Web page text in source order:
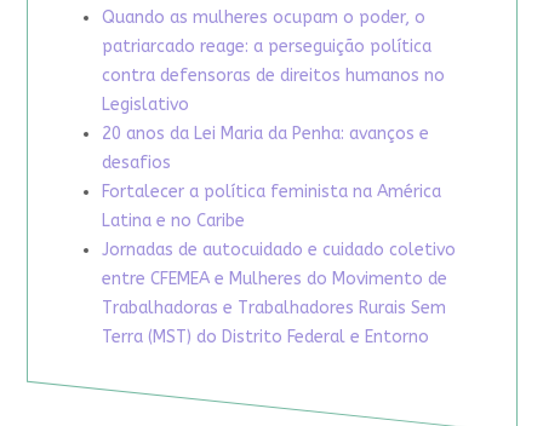
Quando as mulheres ocupam o poder, o
patriarcado reage: a perseguição política
contra defensoras de direitos humanos no
Legislativo
20 anos da Lei Maria da Penha: avanços e
desafios
Fortalecer a política feminista na América
Latina e no Caribe
Jornadas de autocuidado e cuidado coletivo
entre CFEMEA e Mulheres do Movimento de
Trabalhadoras e Trabalhadores Rurais Sem
Terra (MST) do Distrito Federal e Entorno